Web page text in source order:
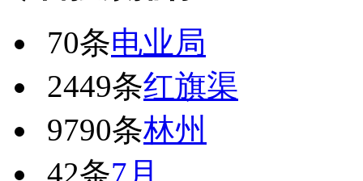
70条电业局
2449条红旗渠
9790条林州
42条7月